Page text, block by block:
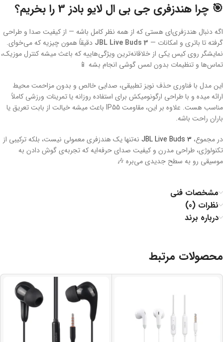
🎯 چرا هندزفری جی بی ال لایو بادز 3 را بخریم؟
اگه دنبال هندزفری‌ای هستی که از همه نظر کامل باشه — از کیفیت صدا و طراحی
گرفته تا باتری و امکانات — JBL Live Buds 3 دقیقاً همون چیزیه که می‌خوای.
نمایشگر روی کیس یکی از خلاقانه‌ترین ویژگی‌هاییه که باعث میشه کنترل موزیک،
تماس‌ها و تنظیمات بدون لمس گوشی انجام بشه 📱
این مدل با فناوری حذف نویز تطبیقی، صدایی خالص و بدون مزاحمت محیط
ارائه میده و با طراحی ارگونومیکش برای استفاده روزانه یا تمرینات ورزشی کاملاً
مناسب هست. علاوه بر این، مقاومت IP55 باعث میشه خیالت از بابت تعریق یا
باران راحت باشه.
در مجموع، JBL Live Buds 3 نه‌تنها یک هندزفری معمولی نیست، بلکه ترکیبی از
تکنولوژی، طراحی مدرن و کیفیت صدای حرفه‌ایه که تجربه‌ی گوش دادن به
موسیقی رو به سطح جدیدی می‌بره 🎶
مشخصات فنی
نظرات (0)
درباره برند
محصولات مرتبط